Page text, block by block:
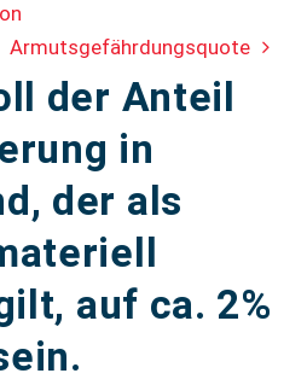
Armutsgefährdungsquote
der Anteil
in
der als
auf ca. 2%